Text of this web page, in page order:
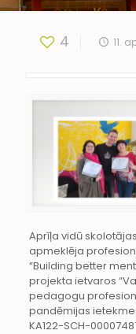
4 11.
Aprīļa vidū
apmeklēja
“Building better
projekta ietvaros
pedagogu
pandēmijas
KA122-SCH-